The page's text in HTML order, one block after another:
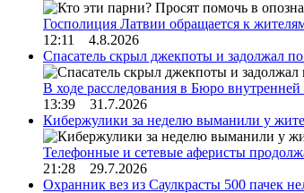
Госполиция Латвии обращается к
12:11 4.8.2026
Спасатель скрыл джекпоты и задолжал
В ходе расследования в Бюро
13:39 31.7.2026
Кибержулики за неделю выманили у
Телефонные и сетевые аферисты
21:28 29.7.2026
Охранник вез из Саулкрасты 500 пачек